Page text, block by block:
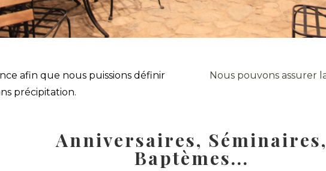
afin que nous puissions définir
précipitation.
Nous pouvons assurer
Anniversaires,
Baptèmes...